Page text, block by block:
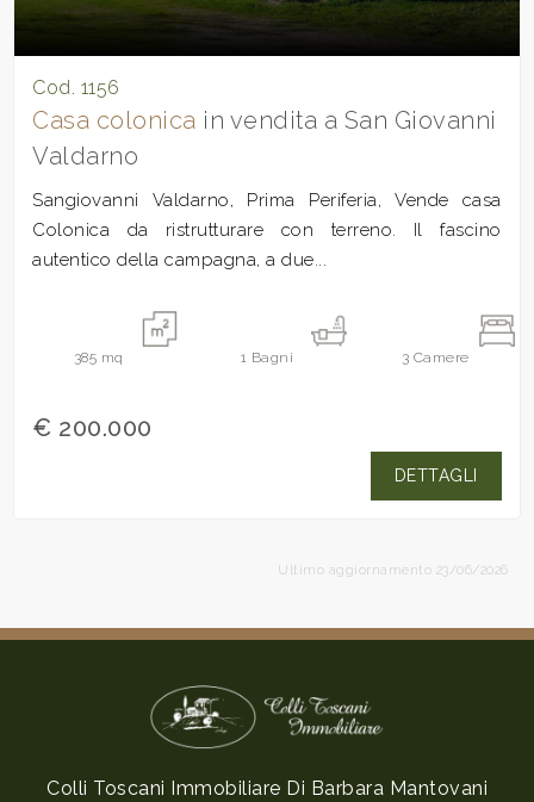
Cod. 1156
Casa colonica in vendita a San Giovanni
Valdarno
Sangiovanni Valdarno, Prima Periferia, Vende casa
Colonica da ristrutturare con terreno. Il fascino
autentico della campagna, a due...
385 mq 1 Bagni 3 Camere
€ 200.000
DETTAGLI
Ultimo aggiornamento 23/06/2026
Colli Toscani Immobiliare Di Barbara Mantovani